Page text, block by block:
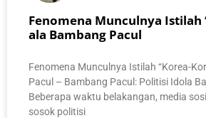
Fenomena Munculnya Istilah
ala Bambang Pacul
Fenomena Munculnya Istilah “Korea-
Pacul – Bambang Pacul: Politisi Idola
Beberapa waktu belakangan, media
sosok politisi